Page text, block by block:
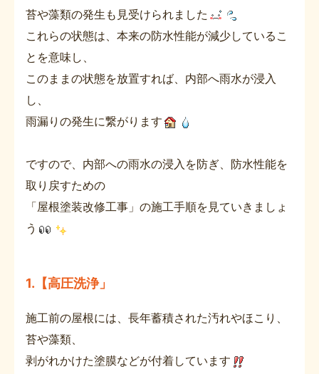
苔や藻類の発生も見受けられました
これらの状態は、本来の防水性能が減少しているこ
とを意味し、
このままの状態を放置すれば、内部へ雨水が浸入
し、
雨漏りの発生に繋がります
ですので、内部への雨水の浸入を防ぎ、防水性能を
取り戻すための
「屋根塗装改修工事」の施工手順を見ていきましょ
う
1.【高圧洗浄」
施工前の屋根には、長年蓄積された汚れやほこり、
苔や藻類、
剥がれかけた塗膜などが付着しています